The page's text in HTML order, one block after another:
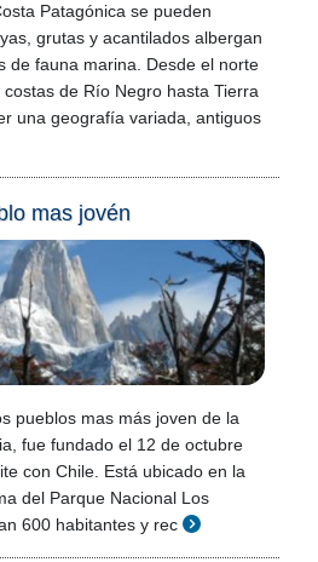
Patagónica se pueden
grutas y acantilados albergan
de fauna marina. Desde el norte
de Río Negro hasta Tierra
una geografía variada, antiguos
mas jovén
pueblos mas más joven de la
fue fundado el 12 de octubre
con Chile. Está ubicado en la
del Parque Nacional Los
600 habitantes y rec